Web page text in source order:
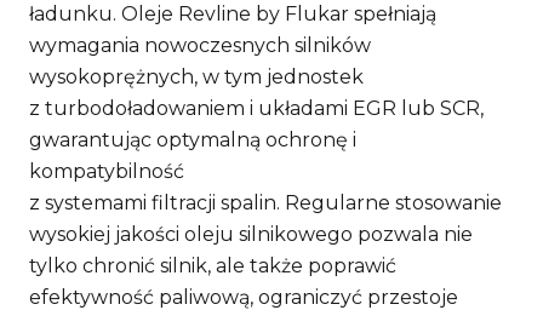
ładunku. Oleje Revline by Flukar spełniają
wymagania nowoczesnych silników
wysokoprężnych, w tym jednostek
z turbodoładowaniem i układami EGR lub SCR,
gwarantując optymalną ochronę i
kompatybilność
z systemami filtracji spalin. Regularne stosowanie
wysokiej jakości oleju silnikowego pozwala nie
tylko chronić silnik, ale także poprawić
efektywność paliwową, ograniczyć przestoje